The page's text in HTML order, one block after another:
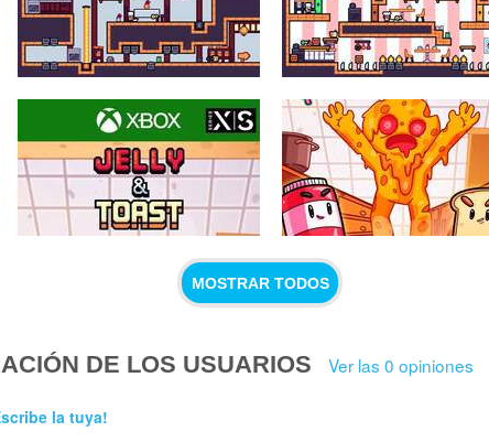
MOSTRAR TODOS
DE LOS USUARIOS Ver las 0 opiniones
la tuya!